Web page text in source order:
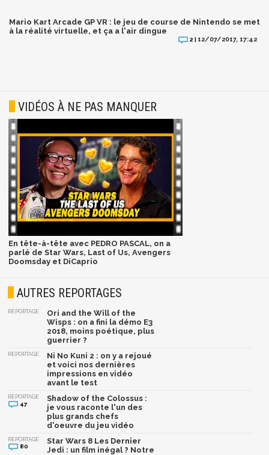
Mario Kart Arcade GP VR : le jeu de course de Nintendo se met
à la réalité virtuelle, et ça a l'air dingue
2 |12/07/2017, 17:42
VIDÉOS À NE PAS MANQUER
En tête-à-tête avec PEDRO PASCAL, on a
parlé de Star Wars, Last of Us, Avengers
Doomsday et DiCaprio
AUTRES REPORTAGES
REPORTAGE
Ori and the Will of the
Wisps : on a fini la démo E3
2018, moins poétique, plus
guerrier ?
REPORTAGE
Ni No Kuni 2 : on y a rejoué
et voici nos dernières
impressions en vidéo
avant le test
REPORTAGE
47
Shadow of the Colossus :
je vous raconte l'un des
plus grands chefs
d'oeuvre du jeu vidéo
REPORTAGE
80
Star Wars 8 Les Dernier
Jedi : un film inégal ? Notre